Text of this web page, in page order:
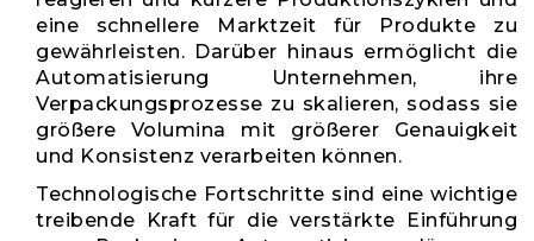
eine schnellere Marktzeit für Produkte zu
gewährleisten. Darüber hinaus ermöglicht die
Automatisierung Unternehmen, ihre
Verpackungsprozesse zu skalieren, sodass sie
größere Volumina mit größerer Genauigkeit
und Konsistenz verarbeiten können.
Technologische Fortschritte sind eine wichtige
treibende Kraft für die verstärkte Einführung